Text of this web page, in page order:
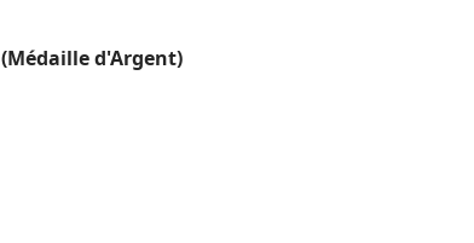
(Médaille d'Argent)